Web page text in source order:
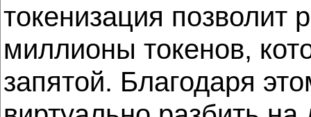
токенизация позволит
миллионы токенов,
запятой. Благодаря